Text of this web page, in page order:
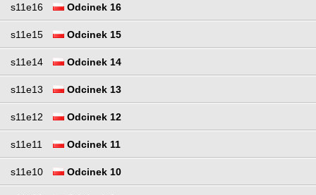
s11e16 Odcinek 16
s11e15 Odcinek 15
s11e14 Odcinek 14
s11e13 Odcinek 13
s11e12 Odcinek 12
s11e11 Odcinek 11
s11e10 Odcinek 10